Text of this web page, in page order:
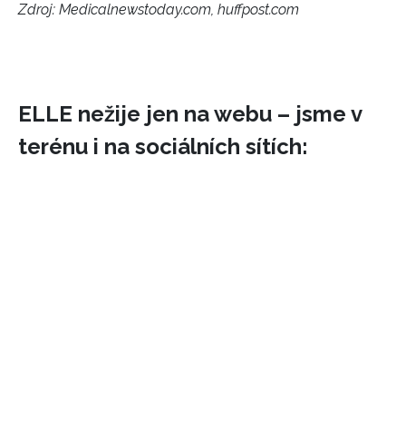
Zdroj: Medicalnewstoday.com, huffpost.com
ELLE nežije jen na webu – jsme v
terénu i na sociálních sítích: